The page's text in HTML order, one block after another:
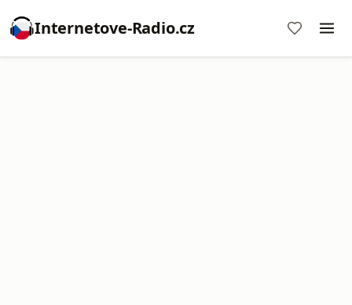
Internetove-Radio.cz